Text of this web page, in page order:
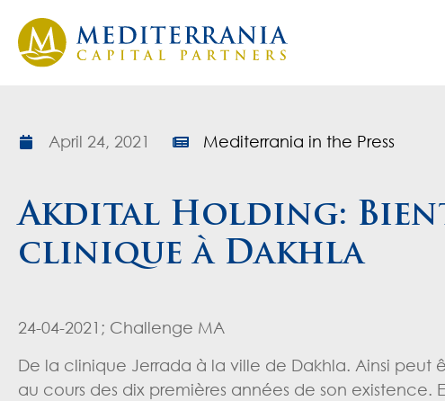
April 24, 2021 Mediterrania in the Press
Akdital Holding:
clinique à Dakhla
24-04-2021; Challenge MA
De la clinique Jerrada à la ville de Dakhla. Ainsi
au cours des dix premières années de son